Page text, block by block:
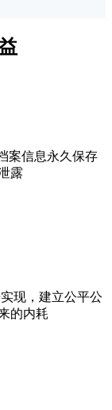
案信息永久保存
露
现，建立公平公
的内耗